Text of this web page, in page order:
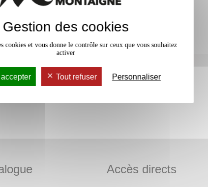
Accès directs
Gestion des cookies
cookies et vous donne le contrôle sur ceux que vous souhaitez
activer
Tout refuser Personnaliser